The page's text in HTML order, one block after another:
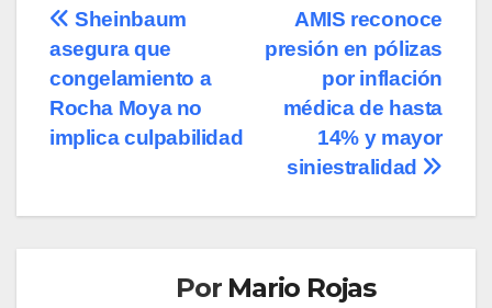
Navegación
de
entradas
AMIS reconoce
presión en pólizas
por inflación
médica de hasta
14% y mayor
siniestralidad
Sheinbaum
asegura que
congelamiento a
Rocha Moya no
implica culpabilidad
Por Mario Rojas